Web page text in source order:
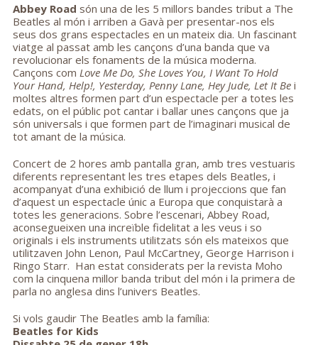
Abbey Road són una de les 5 millors bandes tribut a The
Beatles al món i arriben a Gavà per presentar-nos els
seus dos grans espectacles en un mateix dia. Un fascinant
viatge al passat amb les cançons d’una banda que va
revolucionar els fonaments de la música moderna.
Cançons com Love Me Do, She Loves You, I Want To Hold
Your Hand, Help!, Yesterday, Penny Lane, Hey Jude, Let It Be i
moltes altres formen part d’un espectacle per a totes les
edats, on el públic pot cantar i ballar unes cançons que ja
són universals i que formen part de l’imaginari musical de
tot amant de la música.
Concert de 2 hores amb pantalla gran, amb tres vestuaris
diferents representant les tres etapes dels Beatles, i
acompanyat d’una exhibició de llum i projeccions que fan
d’aquest un espectacle únic a Europa que conquistarà a
totes les generacions. Sobre l’escenari, Abbey Road,
aconsegueixen una increïble fidelitat a les veus i so
originals i els instruments utilitzats són els mateixos que
utilitzaven John Lenon, Paul McCartney, George Harrison i
Ringo Starr. Han estat considerats per la revista Moho
com la cinquena millor banda tribut del món i la primera de
parla no anglesa dins l’univers Beatles.
Si vols gaudir The Beatles amb la família:
Beatles for Kids